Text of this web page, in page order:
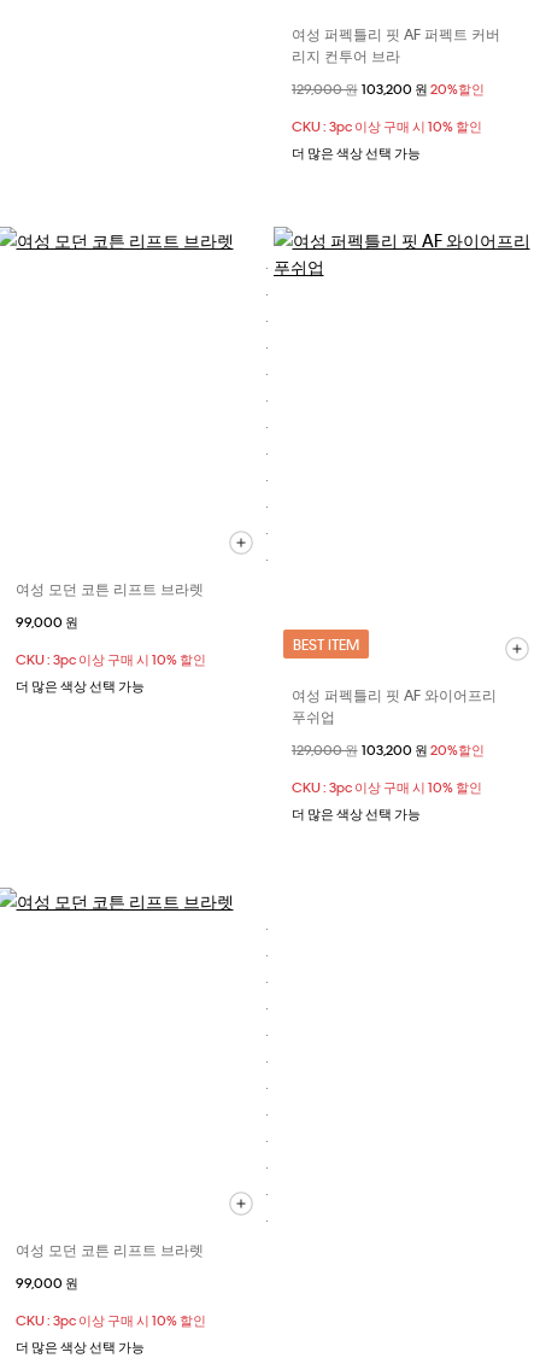
여성 퍼펙틀리 핏 AF 퍼펙트 커버
리지 컨투어 브라
할인 전 가격
129,000 원할인된 가격
103,200 원 20%할인
CKU : 3pc 이상 구매 시 10% 할인
더 많은 색상 선택 가능
여성 모던 코튼 리프트 브라렛
99,000 원
CKU : 3pc 이상 구매 시 10% 할인
더 많은 색상 선택 가능
BEST ITEM
여성 퍼펙틀리 핏 AF 와이어프리
푸쉬업
할인 전 가격
129,000 원할인된 가격
103,200 원 20%할인
CKU : 3pc 이상 구매 시 10% 할인
더 많은 색상 선택 가능
여성 모던 코튼 리프트 브라렛
99,000 원
CKU : 3pc 이상 구매 시 10% 할인
더 많은 색상 선택 가능